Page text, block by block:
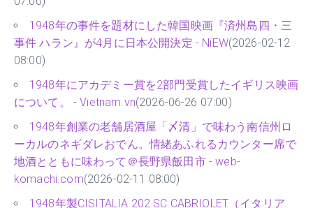
1948年の事件を題材にした韓国映画『済州島四・三
事件 ハラン』が4月に日本公開決定 - NiEW(2026-02-12
08:00)
1948年にアカデミー賞を2部門受賞したイギリス映​​画
について。 - Vietnam.vn(2026-06-26 07:00)
1948年創業の老舗居酒屋「〆清」で味わう南信州ロ
ーカルのネギダレおでん。情緒あふれるカウンター席で
地酒とともに味わって＠長野県飯田市 - web-
komachi.com(2026-02-11 08:00)
1948年製CISITALIA 202 SC CABRIOLET（イタリア